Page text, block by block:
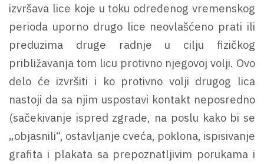
izvršava lice koje u toku određenog vremenskog
perioda uporno drugo lice neovlašćeno prati ili
preduzima druge radnje u cilju fizičkog
približavanja tom licu protivno njegovoj volji. Ovo
delo će izvršiti i ko protivno volji drugog lica
nastoji da sa njim uspostavi kontakt neposredno
(sačekivanje ispred zgrade, na poslu kako bi se
„objasnili“, ostavljanje cveća, poklona, ispisivanje
grafita i plakata sa prepoznatljivim porukama i